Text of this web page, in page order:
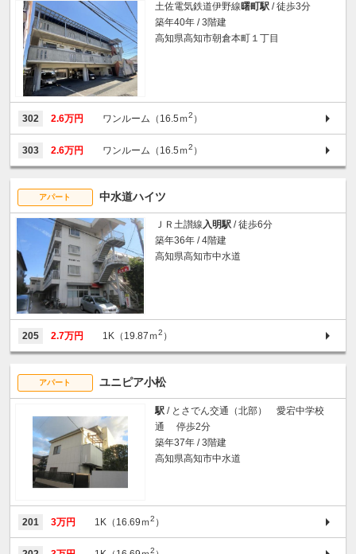
土佐電気鉄道伊野線曙町駅 / 徒歩3分
築年40年 / 3階建
高知県高知市朝倉本町１丁目
302 2.6万円 ワンルーム（16.5ｍ2 ）
303 2.6万円 ワンルーム（16.5ｍ2 ）
アパート 中水道ハイツ
ＪＲ土讃線入明駅 / 徒歩6分
築年36年 / 4階建
高知県高知市中水道
205 2.7万円 1K（19.87ｍ2 ）
アパート ユニピア小松
駅 / とさでん交通（北部） 愛宕中学校
通 停歩2分
築年37年 / 3階建
高知県高知市中水道
201 3万円 1K（16.69ｍ2 ）
2